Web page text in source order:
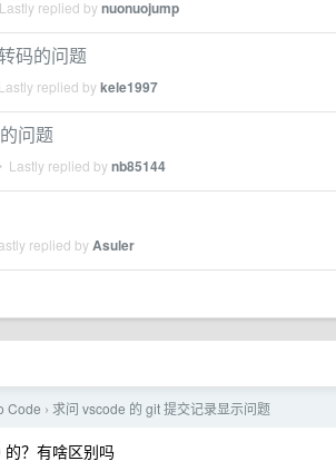
replied bynuonuojump
码的问题
replied bykele1997
问题
• Lastly replied bynb85144
replied byAsuler
Code › 求问 vscode 的 git 提交记录显示问题
？有啥区别吗